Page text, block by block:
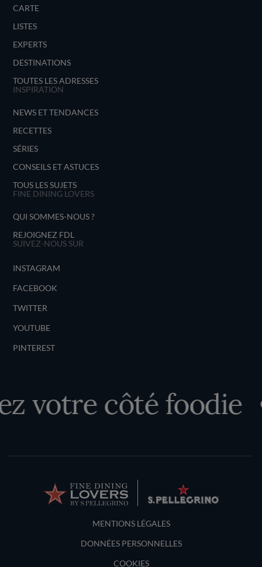
CARTE
LISTES
EXPERTS
DESTINATIONS
TOUTES LES ADRESSES
INSPIRATION
NEWS ET TENDANCES
RECETTES
SÉRIES
CONSEILS ET ASTUCES
TOUS LES SUJETS
FINE DINING LOVERS
QUI SOMMES-NOUS ?
REJOIGNEZ FDL
SUIVEZ-NOUS SUR
INSTAGRAM
FACEBOOK
TWITTER
YOUTUBE
PINTEREST
votre côté foodie
Terms and Conditions
MENTIONS LÉGALES
DONNÉES PERSONNELLES
COOKIES